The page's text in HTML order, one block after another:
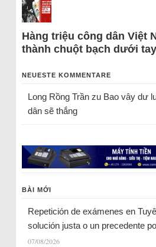
Hàng triệu công dân Việt
thành chuột bạch dưới
NEUESTE KOMMENTARE
Long Rồng Trầnzu Bao vây dư
dân sẽ thắng
BÀI MỚI
Repetición de exámenes en
solución justa o un precedente
07/08/2026